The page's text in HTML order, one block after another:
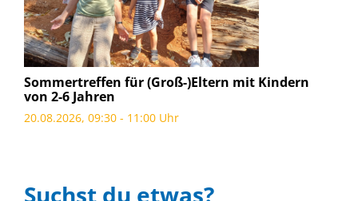
Sommertreffen für (Groß-)Eltern mit Kindern
von 2-6 Jahren
20.08.2026, 09:30 - 11:00 Uhr